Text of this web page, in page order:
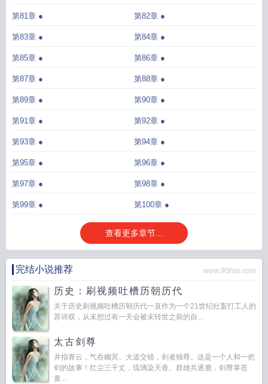
第81章 ● 第82章 ●
第83章 ● 第84章 ●
第85章 ● 第86章 ●
第87章 ● 第88章 ●
第89章 ● 第90章 ●
第91章 ● 第92章 ●
第93章 ● 第94章 ●
第95章 ● 第96章 ●
第97章 ● 第98章 ●
第99章 ● 第100章 ●
查看更多章节...
完结小说推荐 www.90hxs.com
历史：刷视频吐槽历朝历代
关于历史刷视频吐槽历朝历代一直作为一个21世纪社畜打工人的
苏诗双，从未想过有一天会被未转世之前的自...
太古剑尊
并指青云，气吞幽冥。大道交错，剑者独尊。这是一个人和一把
剑的故事！红尘三千丈，琉璃染天香。群雄共逐鹿，剑尊掌苍
黄...